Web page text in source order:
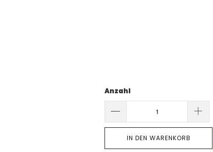
Anzahl
IN DEN WARENKORB